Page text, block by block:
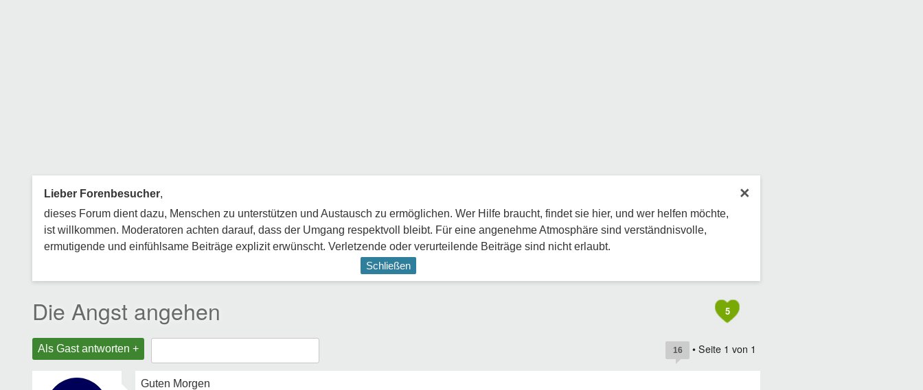
×
Lieber Forenbesucher,
dieses Forum dient dazu, Menschen zu unterstützen und Austausch zu ermöglichen. Wer Hilfe braucht, findet sie hier, und wer helfen möchte,
ist willkommen. Moderatoren achten darauf, dass der Umgang respektvoll bleibt. Für eine angenehme Atmosphäre sind verständnisvolle,
ermutigende und einfühlsame Beiträge explizit erwünscht. Verletzende oder verurteilende Beiträge sind nicht erlaubt.
Schließen
5
Die Angst angehen
Als Gast antworten + 16 • Seite 1 von 1
Guten Morgen